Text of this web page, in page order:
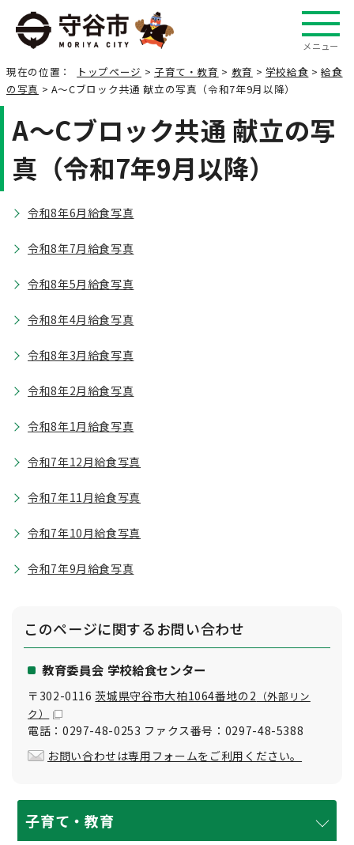
メニュー
現在の位置： トップページ > 子育て・教育 > 教育 > 学校給食 >給食
の写真 > A～Cブロック共通 献立の写真（令和7年9月以降）
A～Cブロック共通 献立の写
真（令和7年9月以降）
令和8年6月給食写真
令和8年7月給食写真
令和8年5月給食写真
令和8年4月給食写真
令和8年3月給食写真
令和8年2月給食写真
令和8年1月給食写真
令和7年12月給食写真
令和7年11月給食写真
令和7年10月給食写真
令和7年9月給食写真
このページに関するお問い合わせ
教育委員会 学校給食センター
〒302-0116茨城県守谷市大柏1064番地の2 （外部リン
ク）
電話：0297-48-0253 ファクス番号：0297-48-5388
お問い合わせは専用フォームをご利用ください。
子育て・教育